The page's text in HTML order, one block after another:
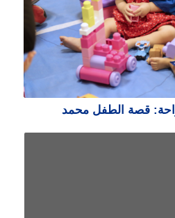
قصة الطفل محمد